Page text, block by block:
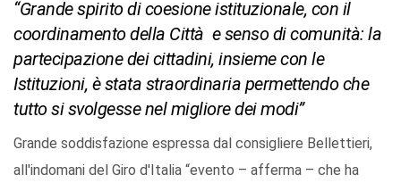
“Grande spirito di coesione istituzionale, con il
coordinamento della Città e senso di comunità: la
partecipazione dei cittadini, insieme con le
Istituzioni, è stata straordinaria permettendo che
tutto si svolgesse nel migliore dei modi”
Grande soddisfazione espressa dal consigliere Bellettieri,
all'indomani del Giro d'Italia “evento – afferma – che ha